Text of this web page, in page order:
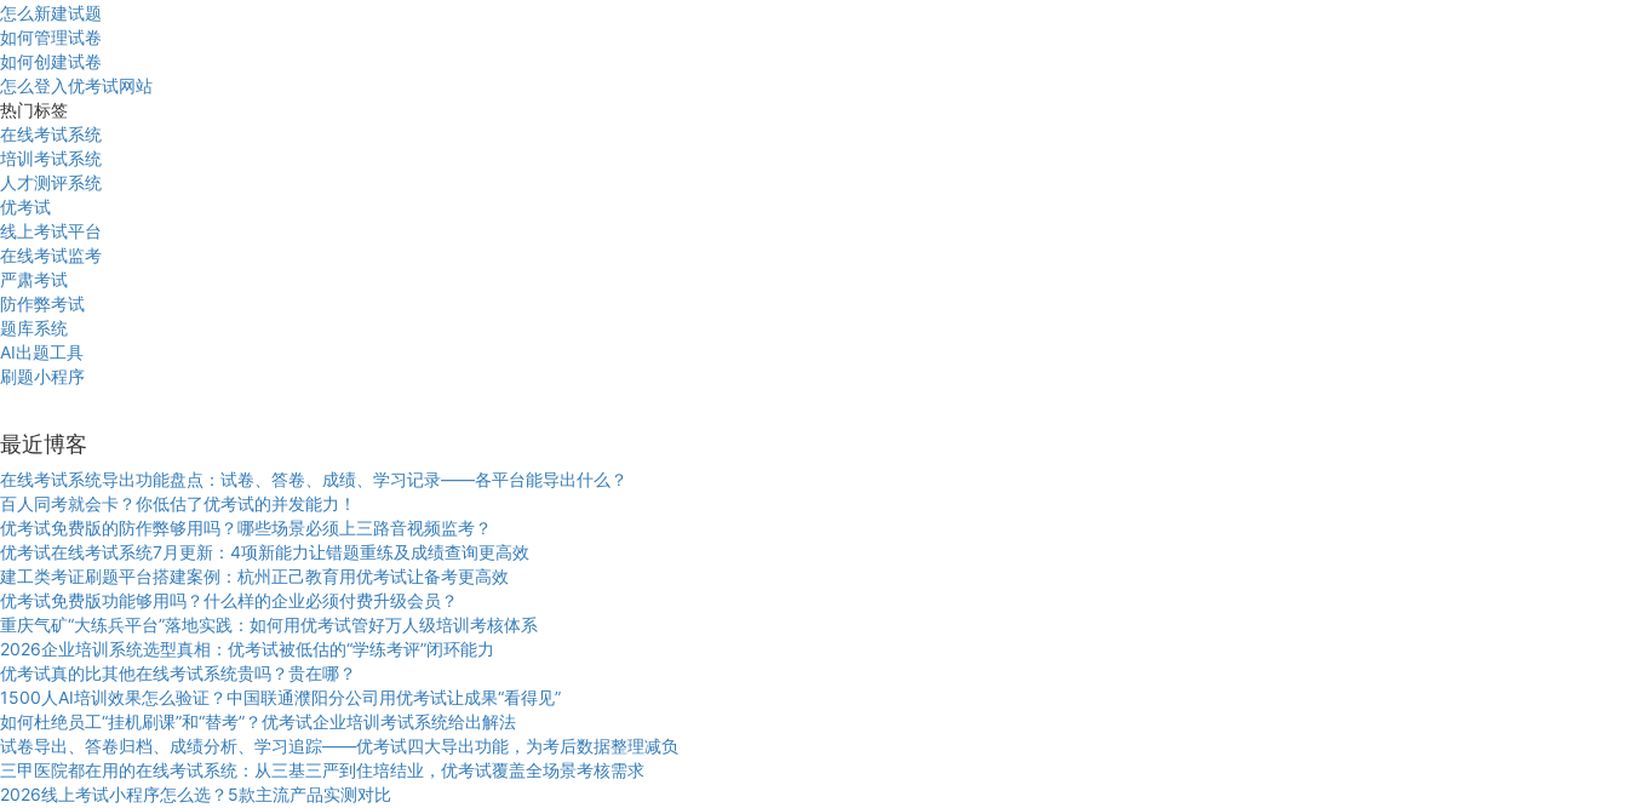
怎么新建试题
如何管理试卷
如何创建试卷
怎么登入优考试网站
热门标签
在线考试系统
培训考试系统
人才测评系统
优考试
线上考试平台
在线考试监考
严肃考试
防作弊考试
题库系统
AI出题工具
刷题小程序
最近博客
在线考试系统导出功能盘点：试卷、答卷、成绩、学习记录——各平台能导出什么？
百人同考就会卡？你低估了优考试的并发能力！
优考试免费版的防作弊够用吗？哪些场景必须上三路音视频监考？
优考试在线考试系统7月更新：4项新能力让错题重练及成绩查询更高效
建工类考证刷题平台搭建案例：杭州正己教育用优考试让备考更高效
优考试免费版功能够用吗？什么样的企业必须付费升级会员？
重庆气矿“大练兵平台”落地实践：如何用优考试管好万人级培训考核体系
2026企业培训系统选型真相：优考试被低估的“学练考评”闭环能力
优考试真的比其他在线考试系统贵吗？贵在哪？
1500人AI培训效果怎么验证？中国联通濮阳分公司用优考试让成果“看得见”
如何杜绝员工“挂机刷课”和“替考”？优考试企业培训考试系统给出解法
试卷导出、答卷归档、成绩分析、学习追踪——优考试四大导出功能，为考后数据整理减负
三甲医院都在用的在线考试系统：从三基三严到住培结业，优考试覆盖全场景考核需求
2026线上考试小程序怎么选？5款主流产品实测对比